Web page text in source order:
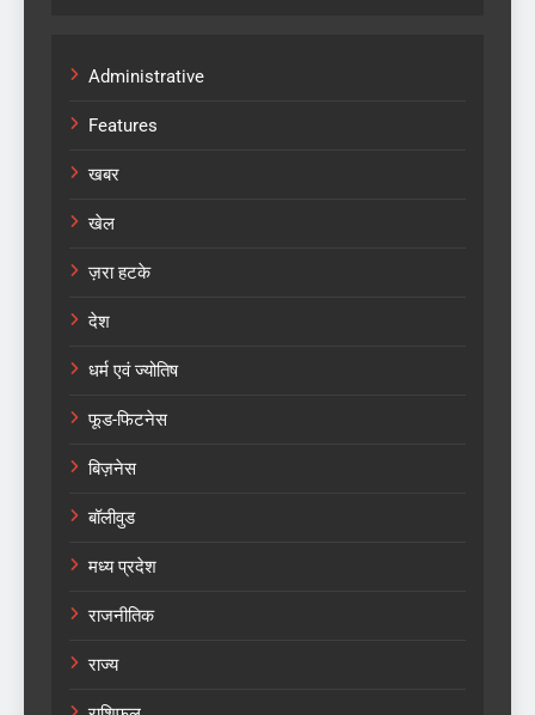
Administrative
Features
खबर
खेल
ज़रा हटके
देश
धर्म एवं ज्योतिष
फूड-फिटनेस
बिज़नेस
बॉलीवुड
मध्य प्रदेश
राजनीतिक
राज्य